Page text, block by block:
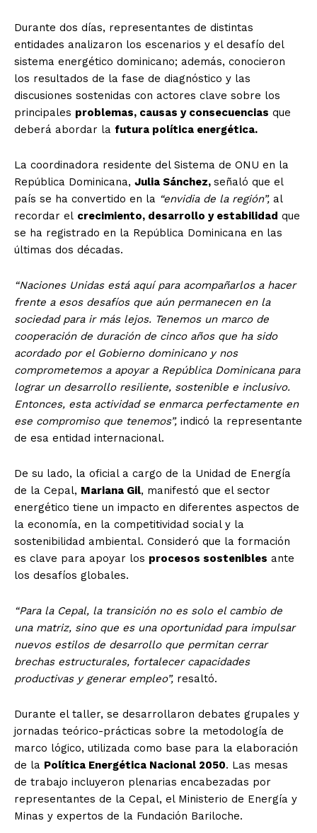
Durante dos días, representantes de distintas
entidades analizaron los escenarios y el desafío del
sistema energético dominicano; además, conocieron
los resultados de la fase de diagnóstico y las
discusiones sostenidas con actores clave sobre los
principales problemas, causas y consecuencias que
deberá abordar la futura política energética.
La coordinadora residente del Sistema de ONU en la
República Dominicana, Julia Sánchez, señaló que el
país se ha convertido en la “envidia de la región”, al
recordar el crecimiento, desarrollo y estabilidad que
se ha registrado en la República Dominicana en las
últimas dos décadas.
“Naciones Unidas está aquí para acompañarlos a hacer
frente a esos desafíos que aún permanecen en la
sociedad para ir más lejos. Tenemos un marco de
cooperación de duración de cinco años que ha sido
acordado por el Gobierno dominicano y nos
comprometemos a apoyar a República Dominicana para
lograr un desarrollo resiliente, sostenible e inclusivo.
Entonces, esta actividad se enmarca perfectamente en
ese compromiso que tenemos”, indicó la representante
de esa entidad internacional.
De su lado, la oficial a cargo de la Unidad de Energía
de la Cepal, Mariana Gil, manifestó que el sector
energético tiene un impacto en diferentes aspectos de
la economía, en la competitividad social y la
sostenibilidad ambiental. Consideró que la formación
es clave para apoyar los procesos sostenibles ante
los desafíos globales.
“Para la Cepal, la transición no es solo el cambio de
una matriz, sino que es una oportunidad para impulsar
nuevos estilos de desarrollo que permitan cerrar
brechas estructurales, fortalecer capacidades
productivas y generar empleo”, resaltó.
Durante el taller, se desarrollaron debates grupales y
jornadas teórico-prácticas sobre la metodología de
marco lógico, utilizada como base para la elaboración
de la Política Energética Nacional 2050. Las mesas
de trabajo incluyeron plenarias encabezadas por
representantes de la Cepal, el Ministerio de Energía y
Minas y expertos de la Fundación Bariloche.